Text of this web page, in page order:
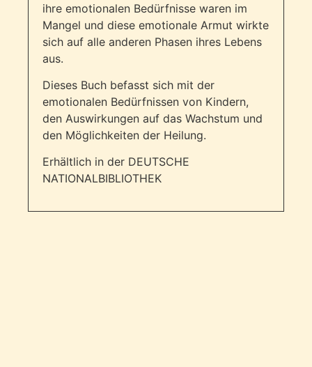
ihre emotionalen Bedürfnisse waren im
Mangel und diese emotionale Armut wirkte
sich auf alle anderen Phasen ihres Lebens
aus.
Dieses Buch befasst sich mit der
emotionalen Bedürfnissen von Kindern,
den Auswirkungen auf das Wachstum und
den Möglichkeiten der Heilung.
Erhältlich in der DEUTSCHE
NATIONALBIBLIOTHEK